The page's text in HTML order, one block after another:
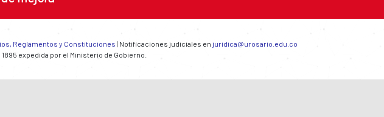
Reglamentos y Constituciones | Notificaciones judiciales en juridica@urosario.edu.co
expedida por el Ministerio de Gobierno.